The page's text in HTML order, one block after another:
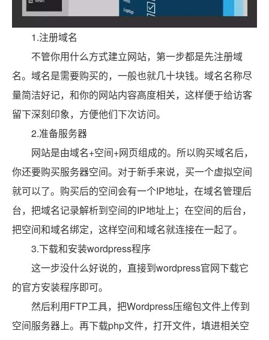
1.注册域名
不管你用什么方式建立网站，第一步都是先注册域
名。域名是需要购买的，一般也就几十块钱。域名名称尽
量简洁好记，和你的网站内容高度相关，这样便于给访客
留下深刻印象，方便他们下次访问。
2.准备服务器
网站是由域名+空间+网页组成的。所以购买域名后，
你还要购买服务器空间。对于新手来说，买一个虚拟空间
就可以了。购买后的空间会有一个IP地址，在域名管理后
台，把域名记录解析到空间的IP地址上；在空间的后台，
把空间和域名绑定，这样空间和域名就连接在一起了。
3.下载和安装wordpress程序
这一步没什么好说的，直接到wordpress官网下载它
的官方安装程序即可。
然后利用FTP工具，把Wordpress压缩包文件上传到
空间服务器上。再下载php文件，打开文件，填进相关空